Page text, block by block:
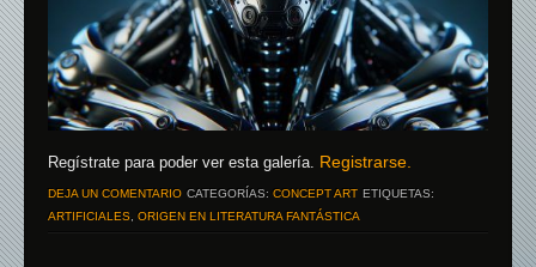
Regístrate para poder ver esta galería. Registrarse.
DEJA UN COMENTARIO CATEGORÍAS: CONCEPT ART ETIQUETAS:
ARTIFICIALES ORIGEN EN LITERATURA FANTÁSTICA